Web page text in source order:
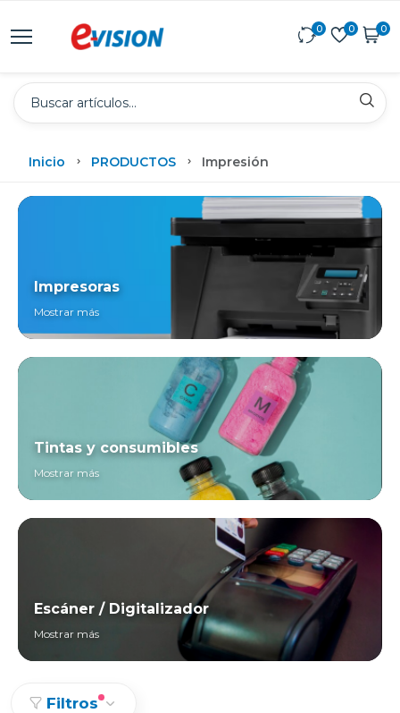
0 0 0
Inicio PRODUCTOS Impresión
Impresoras
Mostrar más
Tintas y consumibles
Mostrar más
Escáner / Digitalizador
Mostrar más
Filtros